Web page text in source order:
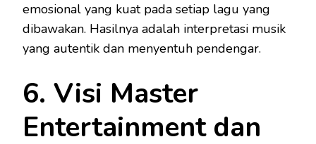
emosional yang kuat pada setiap lagu yang
dibawakan. Hasilnya adalah interpretasi musik
yang autentik dan menyentuh pendengar.
6. Visi Master
Entertainment dan